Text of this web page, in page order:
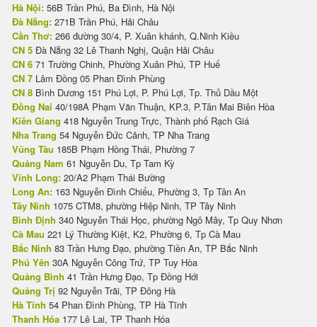
Hà Nội: 56B Trần Phú, Ba Đình, Hà Nội
Đà Nẵng: 271B Trần Phú, Hải Châu
Cần Thơ: 266 đường 30/4, P. Xuân khánh, Q.Ninh Kiều
CN 5 Đà Nẵng 32 Lê Thanh Nghị, Quận Hải Châu
CN 6 71 Trường Chinh, Phường Xuân Phú, TP Huế
CN 7 Lâm Đồng 05 Phan Đình Phùng
CN 8 Bình Dương 151 Phú Lợi, P. Phú Lợi, Tp. Thủ Dầu Một
Đồng Nai 40/198A Phạm Văn Thuận, KP.3, P.Tân Mai Biên Hòa
Kiên Giang 418 Nguyễn Trung Trực, Thành phố Rạch Giá
Nha Trang 54 Nguyễn Đức Cảnh, TP Nha Trang
Vũng Tàu 185B Phạm Hồng Thái, Phường 7
Quảng Nam 61 Nguyễn Du, Tp Tam Kỳ
Vĩnh Long: 20/A2 Phạm Thái Bường
Long An: 163 Nguyễn Đình Chiểu, Phường 3, Tp Tân An
Tây Ninh 1075 CTM8, phường Hiệp Ninh, TP Tây Ninh
Bình Định 340 Nguyễn Thái Học, phường Ngô Mây, Tp Quy Nhơn
Cà Mau 221 Lý Thường Kiệt, K2, Phường 6, Tp Cà Mau
Bắc Ninh 83 Trần Hưng Đạo, phường Tiền An, TP Bắc Ninh
Phú Yên 30A Nguyễn Công Trứ, TP Tuy Hòa
Quảng Bình 41 Trần Hưng Đạo, Tp Đồng Hới
Quảng Trị 92 Nguyễn Trãi, TP Đông Hà
Hà Tĩnh 54 Phan Đình Phùng, TP Hà Tĩnh
Thanh Hóa 177 Lê Lai, TP Thanh Hóa